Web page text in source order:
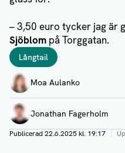
– 3,50 euro tycker jag är
Sjöblom på Torggatan.
Taggar
Långtail
Författare
Moa Aulanko
Jonathan Fagerholm
Publicerad22.6.2025 kl. 19:17 |